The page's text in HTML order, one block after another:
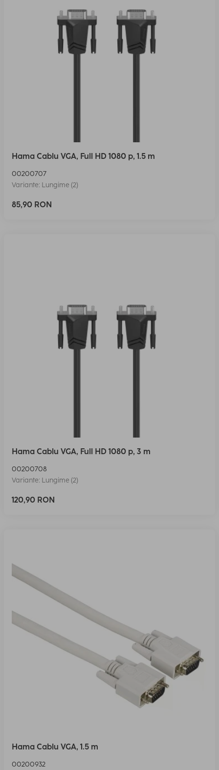
Hama Cablu VGA, Full HD 1080 p, 1.5 m
00200707
Variante: Lungime (2)
85,90 RON
Hama Cablu VGA, Full HD 1080 p, 3 m
00200708
Variante: Lungime (2)
120,90 RON
Hama Cablu VGA, 1.5 m
00200932